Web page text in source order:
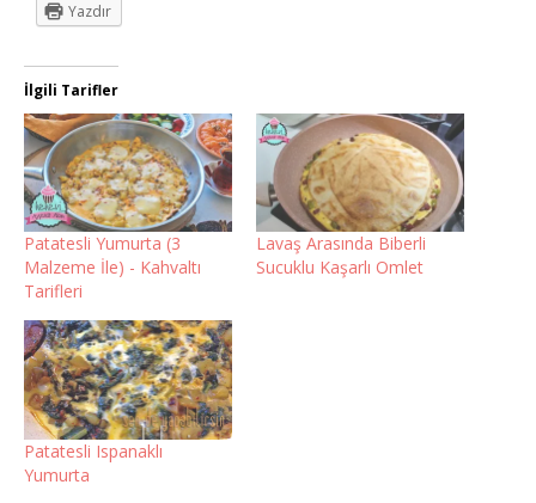
Yazdır
İlgili Tarifler
Patatesli Yumurta (3
Malzeme İle) - Kahvaltı
Tarifleri
Lavaş Arasında Biberli
Sucuklu Kaşarlı Omlet
Patatesli Ispanaklı
Yumurta